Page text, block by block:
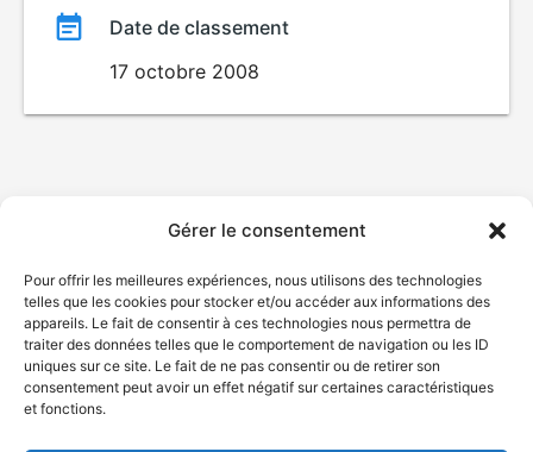
Gérer le consentement
Pour offrir les meilleures expériences, nous utilisons des technologies
telles que les cookies pour stocker et/ou accéder aux informations des
appareils. Le fait de consentir à ces technologies nous permettra de
traiter des données telles que le comportement de navigation ou les ID
uniques sur ce site. Le fait de ne pas consentir ou de retirer son
consentement peut avoir un effet négatif sur certaines caractéristiques
et fonctions.
Date de classement
17 octobre 2008